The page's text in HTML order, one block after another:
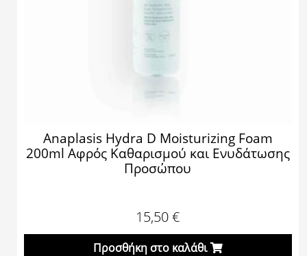
Anaplasis Hydra D Moisturizing Foam
200ml Αφρός Καθαρισμού και Ενυδάτωσης
Προσώπου
15,50€
Προσθήκη στο καλάθι